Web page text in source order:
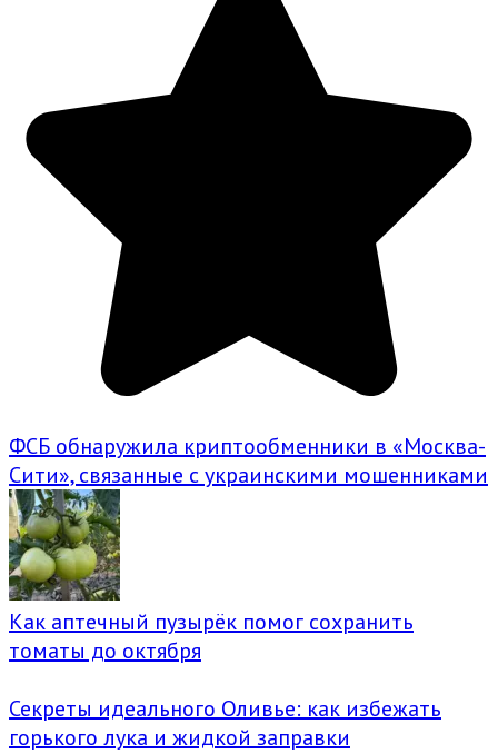
ФСБ обнаружила криптообменники в «Москва-
Сити», связанные с украинскими мошенниками
Как аптечный пузырёк помог сохранить
томаты до октября
Секреты идеального Оливье: как избежать
горького лука и жидкой заправки